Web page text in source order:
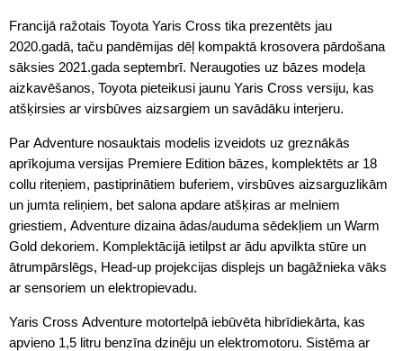
Francijā ražotais Toyota Yaris Cross tika prezentēts jau
2020.gadā, taču pandēmijas dēļ kompaktā krosovera pārdošana
sāksies 2021.gada septembrī. Neraugoties uz bāzes modeļa
aizkavēšanos, Toyota pieteikusi jaunu Yaris Cross versiju, kas
atšķirsies ar virsbūves aizsargiem un savādāku interjeru.
Par Adventure nosauktais modelis izveidots uz greznākās
aprīkojuma versijas Premiere Edition bāzes, komplektēts ar 18
collu riteņiem, pastiprinātiem buferiem, virsbūves aizsarguzlikām
un jumta reliņiem, bet salona apdare atšķiras ar melniem
griestiem, Adventure dizaina ādas/auduma sēdekļiem un Warm
Gold dekoriem. Komplektācijā ietilpst ar ādu apvilkta stūre un
ātrumpārslēgs, Head-up projekcijas displejs un bagāžnieka vāks
ar sensoriem un elektropievadu.
Yaris Cross Adventure motortelpā iebūvēta hibrīdiekārta, kas
apvieno 1,5 litru benzīna dzinēju un elektromotoru. Sistēma ar